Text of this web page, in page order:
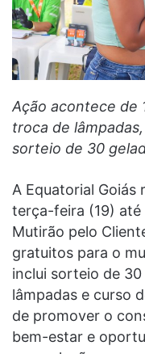
Ação acontece de
troca de
sorteio de 30
A Equatorial Goiás
terça-feira (19)
Mutirão pelo
gratuitos para o
inclui sorteio de
lâmpadas e curso
de promover o
bem-estar e